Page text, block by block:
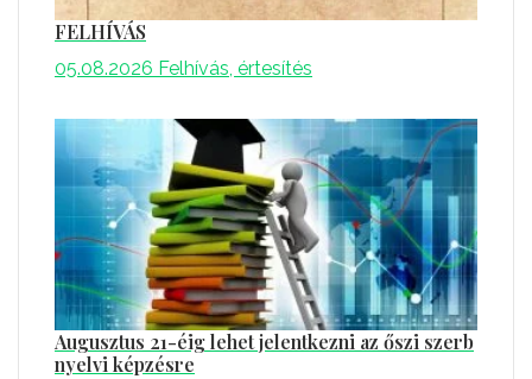
FELHÍVÁS
05.08.2026 Felhívás, értesítés
Augusztus 21-éig lehet jelentkezni az őszi szerb
nyelvi képzésre